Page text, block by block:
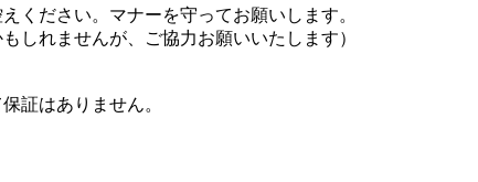
ください。マナーを守ってお願いします。
しれませんが、ご協力お願いいたします）
証はありません。